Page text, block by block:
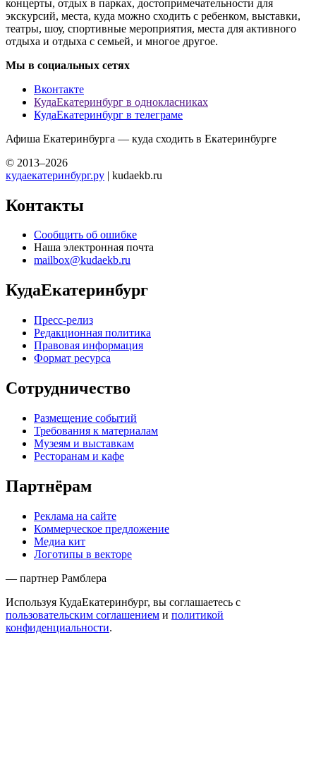
концерты, отдых в парках, достопримечательности для
экскурсий, места, куда можно сходить с ребенком, выставки,
театры, шоу, спортивные мероприятия, места для активного
отдыха и отдыха с семьей, и многое другое.
Мы в социальных сетях
Вконтакте
КудаЕкатеринбург в однокласниках
КудаЕкатеринбург в телеграме
Афиша Екатеринбурга — куда сходить в Екатеринбурге
© 2013–2026
кудаекатеринбург.ру | kudaekb.ru
Контакты
Сообщить об ошибке
Наша электронная почта
mailbox@kudaekb.ru
КудаЕкатеринбург
Пресс-релиз
Редакционная политика
Правовая информация
Формат ресурса
Сотрудничество
Размещение событий
Требования к материалам
Музеям и выставкам
Ресторанам и кафе
Партнёрам
Реклама на сайте
Коммерческое предложение
Медиа кит
Логотипы в векторе
— партнер Рамблера
Используя КудаЕкатеринбург, вы соглашаетесь с
пользовательским соглашением и политикой
конфиденциальности.